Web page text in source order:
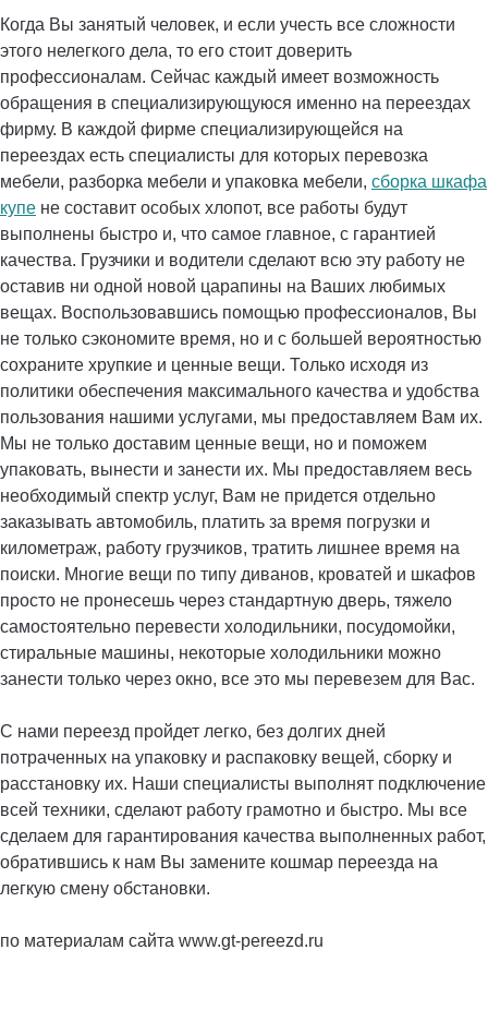
Когда Вы занятый человек, и если учесть все сложности
этого нелегкого дела, то его стоит доверить
профессионалам. Сейчас каждый имеет возможность
обращения в специализирующуюся именно на переездах
фирму. В каждой фирме специализирующейся на
переездах есть специалисты для которых перевозка
мебели, разборка мебели и упаковка мебели, сборка шкафа
купе не составит особых хлопот, все работы будут
выполнены быстро и, что самое главное, с гарантией
качества. Грузчики и водители сделают всю эту работу не
оставив ни одной новой царапины на Ваших любимых
вещах. Воспользовавшись помощью профессионалов, Вы
не только сэкономите время, но и с большей вероятностью
сохраните хрупкие и ценные вещи. Только исходя из
политики обеспечения максимального качества и удобства
пользования нашими услугами, мы предоставляем Вам их.
Мы не только доставим ценные вещи, но и поможем
упаковать, вынести и занести их. Мы предоставляем весь
необходимый спектр услуг, Вам не придется отдельно
заказывать автомобиль, платить за время погрузки и
километраж, работу грузчиков, тратить лишнее время на
поиски. Многие вещи по типу диванов, кроватей и шкафов
просто не пронесешь через стандартную дверь, тяжело
самостоятельно перевести холодильники, посудомойки,
стиральные машины, некоторые холодильники можно
занести только через окно, все это мы перевезем для Вас.
С нами переезд пройдет легко, без долгих дней
потраченных на упаковку и распаковку вещей, сборку и
расстановку их. Наши специалисты выполнят подключение
всей техники, сделают работу грамотно и быстро. Мы все
сделаем для гарантирования качества выполненных работ,
обратившись к нам Вы замените кошмар переезда на
легкую смену обстановки.
по материалам сайта www.gt-pereezd.ru